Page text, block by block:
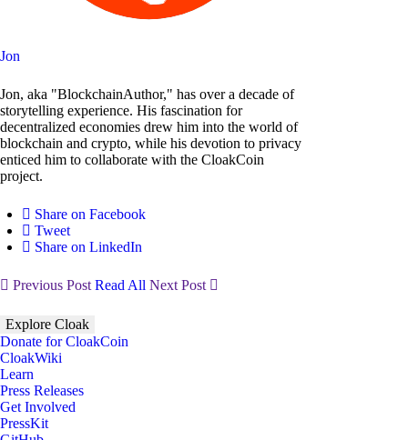
Jon
Jon, aka "BlockchainAuthor," has over a decade of
storytelling experience. His fascination for
decentralized economies drew him into the world of
blockchain and crypto, while his devotion to privacy
enticed him to collaborate with the CloakCoin
project.
Share on Facebook
Tweet
Share on LinkedIn
Previous Post Read All Next Post
Explore Cloak
Donate for CloakCoin
CloakWiki
Learn
Press Releases
Get Involved
PressKit